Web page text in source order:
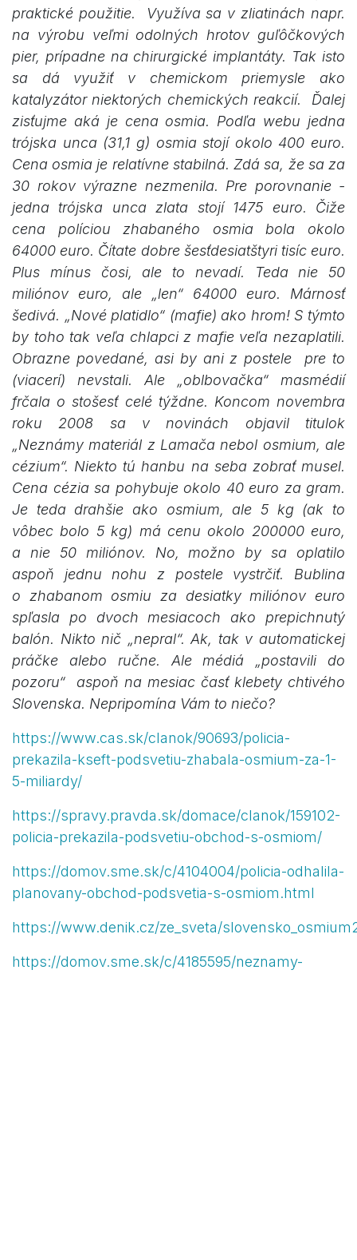
praktické použitie. Využíva sa v zliatinách napr.
na výrobu veľmi odolných hrotov guľôčkových
pier, prípadne na chirurgické implantáty. Tak isto
sa dá využiť v chemickom priemysle ako
katalyzátor niektorých chemických reakcií. Ďalej
zisťujme aká je cena osmia. Podľa webu jedna
trójska unca (31,1 g) osmia stojí okolo 400 euro.
Cena osmia je relatívne stabilná. Zdá sa, že sa za
30 rokov výrazne nezmenila. Pre porovnanie -
jedna trójska unca zlata stojí 1475 euro. Čiže
cena políciou zhabaného osmia bola okolo
64000 euro. Čítate dobre šesťdesiatštyri tisíc euro.
Plus mínus čosi, ale to nevadí. Teda nie 50
miliónov euro, ale „len“ 64000 euro. Márnosť
šedivá. „Nové platidlo“ (mafie) ako hrom! S týmto
by toho tak veľa chlapci z mafie veľa nezaplatili.
Obrazne povedané, asi by ani z postele pre to
(viacerí) nevstali. Ale „oblbovačka“ masmédií
frčala o stošesť celé týždne. Koncom novembra
roku 2008 sa v novinách objavil titulok
„Neznámy materiál z Lamača nebol osmium, ale
cézium“. Niekto tú hanbu na seba zobrať musel.
Cena cézia sa pohybuje okolo 40 euro za gram.
Je teda drahšie ako osmium, ale 5 kg (ak to
vôbec bolo 5 kg) má cenu okolo 200000 euro,
a nie 50 miliónov. No, možno by sa oplatilo
aspoň jednu nohu z postele vystrčiť. Bublina
o zhabanom osmiu za desiatky miliónov euro
spľasla po dvoch mesiacoch ako prepichnutý
balón. Nikto nič „nepral“. Ak, tak v automatickej
práčke alebo ručne. Ale médiá „postavili do
pozoru“ aspoň na mesiac časť klebety chtivého
Slovenska. Nepripomína Vám to niečo?
https://www.cas.sk/clanok/90693/policia-
prekazila-kseft-podsvetiu-zhabala-osmium-za-1-
5-miliardy/
https://spravy.pravda.sk/domace/clanok/159102-
policia-prekazila-podsvetiu-obchod-s-osmiom/
https://domov.sme.sk/c/4104004/policia-odhalila-
planovany-obchod-podsvetia-s-osmiom.html
https://www.denik.cz/ze_sveta/
https://domov.sme.sk/c/4185595/neznamy-